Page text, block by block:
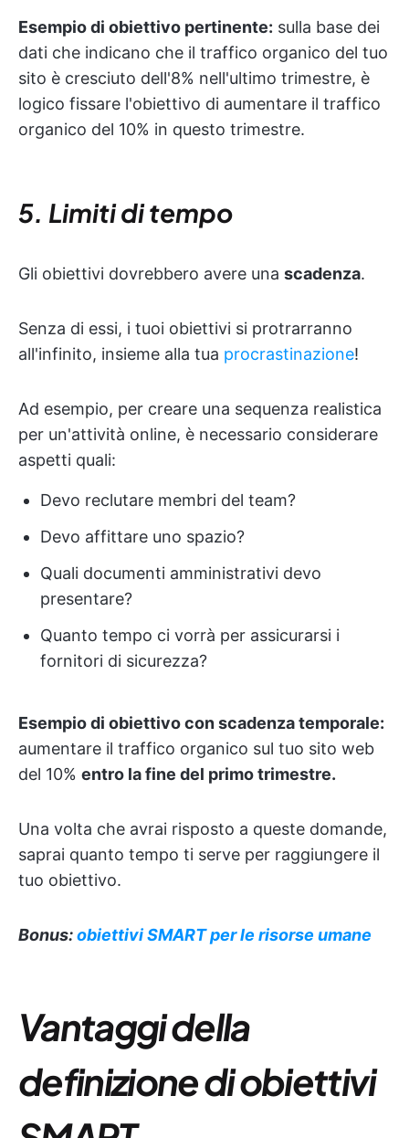
Esempio di obiettivo pertinente: sulla base dei
dati che indicano che il traffico organico del tuo
sito è cresciuto dell'8% nell'ultimo trimestre, è
logico fissare l'obiettivo di aumentare il traffico
organico del 10% in questo trimestre.
5. Limiti di tempo
Gli obiettivi dovrebbero avere una scadenza.
Senza di essi, i tuoi obiettivi si protrarranno
all'infinito, insieme alla tua procrastinazione!
Ad esempio, per creare una sequenza realistica
per un'attività online, è necessario considerare
aspetti quali:
Devo reclutare membri del team?
Devo affittare uno spazio?
Quali documenti amministrativi devo
presentare?
Quanto tempo ci vorrà per assicurarsi i
fornitori di sicurezza?
Esempio di obiettivo con scadenza temporale:
aumentare il traffico organico sul tuo sito web
del 10% entro la fine del primo trimestre.
Una volta che avrai risposto a queste domande,
saprai quanto tempo ti serve per raggiungere il
tuo obiettivo.
Bonus:obiettivi SMART per le risorse umane
Vantaggi della
definizione di obiettivi